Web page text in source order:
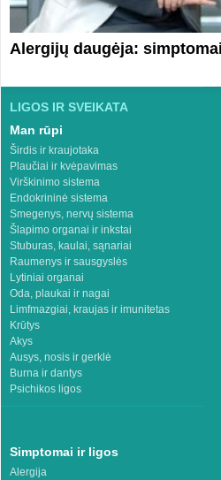
Alergijų daugėja:
LIGOS IR SVEIKATA
Man rūpi
Širdis ir kraujotaka
Plaučiai ir kvėpavimas
Virškinimo sistema
Endokrininė sistema
Smegenys, nervų sistema
Šlapimo organai ir inkstai
Stuburas, kaulai, sąnariai
Raumenys ir sausgyslės
Lytiniai organai
Oda, plaukai ir nagai
Limfmazgiai, kraujas ir imunitetas
Krūtys
Akys
Ausys, nosis ir gerklė
Burna ir dantys
Psichikos ligos
Simptomai ir ligos
Alergija